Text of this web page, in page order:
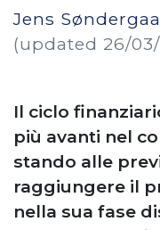
Jens
(updated 26/03/
Il ciclo
più avanti nel
stando alle
raggiungere il
nella sua fase